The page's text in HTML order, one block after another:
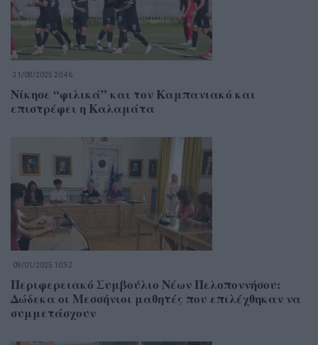
31/08/2025 20:46
Νίκησε “φιλικά” και τον Καμπανιακό και
επιστρέφει η Καλαμάτα
09/01/2025 10:52
Περιφερειακό Συμβούλιο Νέων Πελοποννήσου:
Δώδεκα οι Μεσσήνιοι μαθητές που επιλέχθηκαν να
συμμετάσχουν